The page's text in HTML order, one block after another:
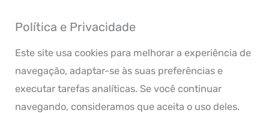
Política e Privacidade
Este site usa cookies para melhorar a experiência de
navegação, adaptar-se às suas preferências e
executar tarefas analíticas. Se você continuar
navegando, consideramos que aceita o uso deles.